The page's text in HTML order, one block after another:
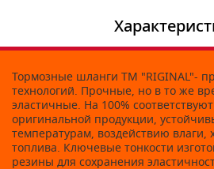
Тормозные шланги ТМ "RIGINAL"-
технологий. Прочные, но в то же
эластичные. На 100% соответствуют
оригинальной продукции,
температурам, воздействию влаги,
топлива. Ключевые тонкости
резины для сохранения